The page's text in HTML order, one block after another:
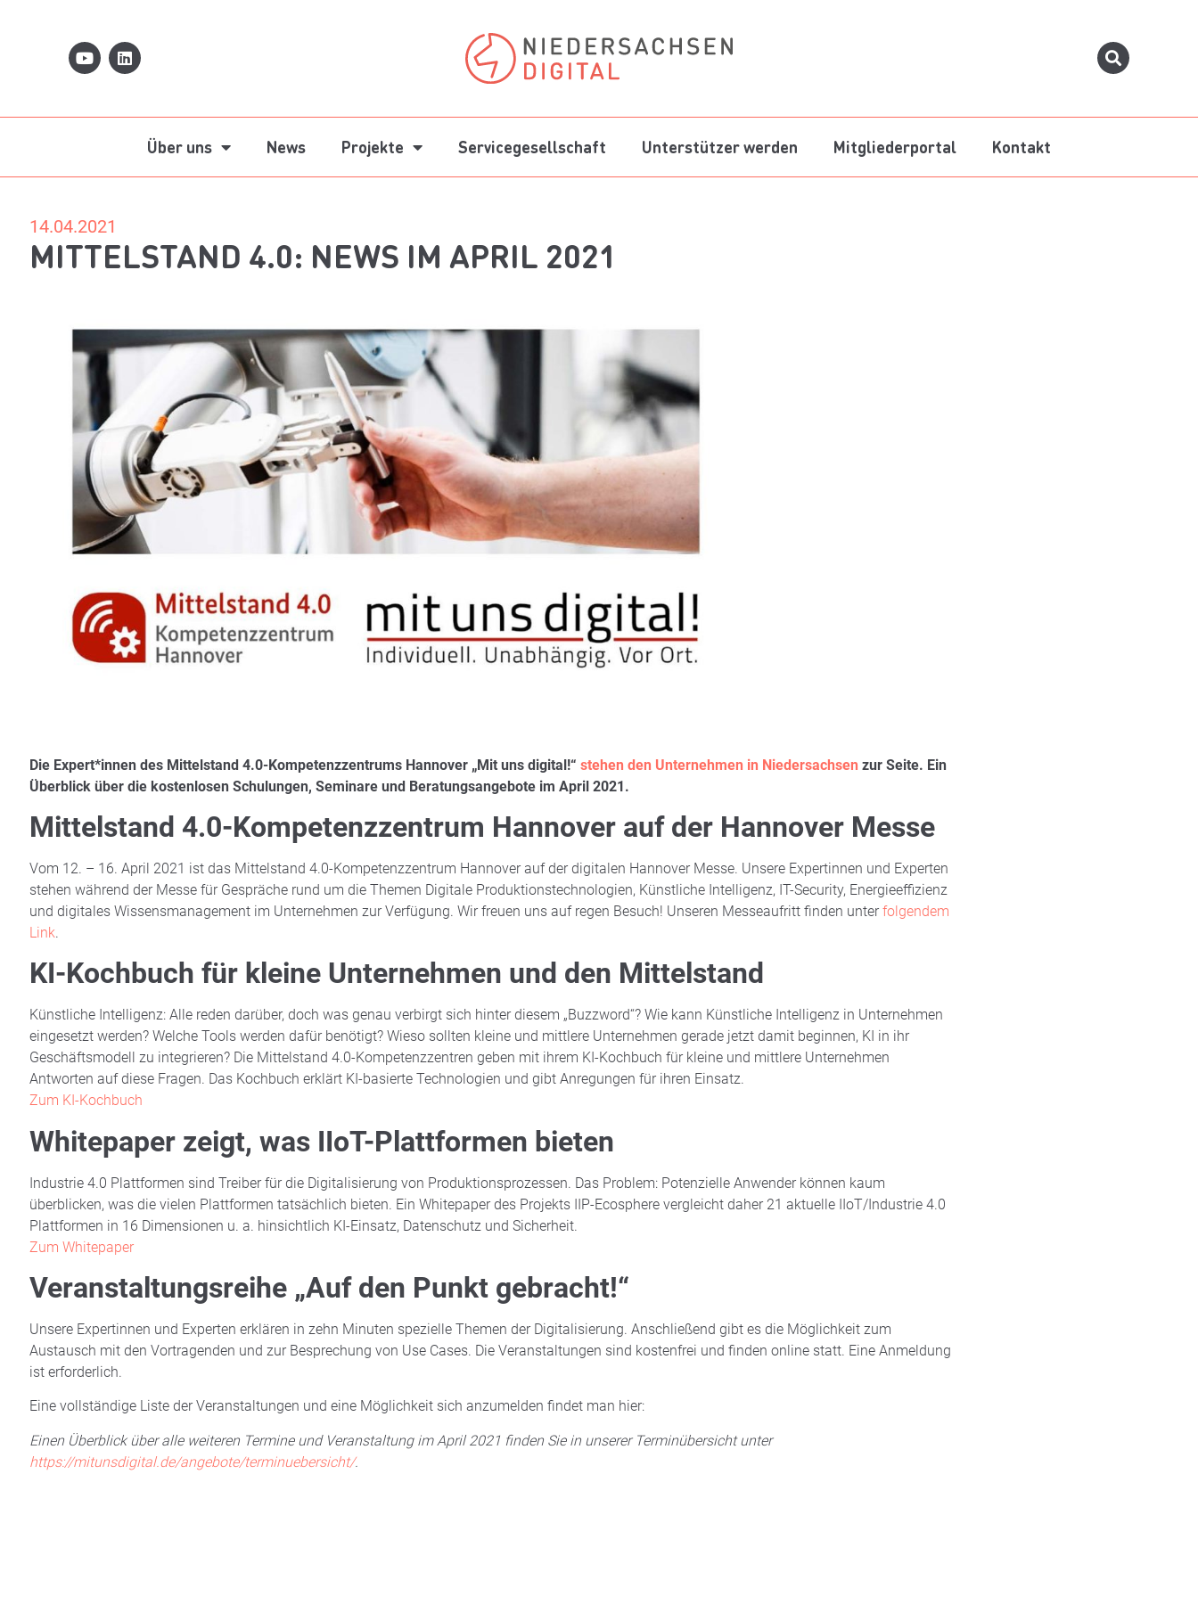
Über uns News Projekte Servicegesellschaft Unterstützer werden Mitgliederportal Kontakt
14.04.2021
MITTELSTAND 4.0: NEWS IM APRIL 2021
Die Expert*innen des Mittelstand 4.0-Kompetenzzentrums Hannover „Mit uns digital!“ stehen den Unternehmen in Niedersachsen zur Seite. Ein
Überblick über die kostenlosen Schulungen, Seminare und Beratungsangebote im April 2021.
Mittelstand 4.0-Kompetenzzentrum Hannover auf der Hannover Messe
Vom 12. – 16. April 2021 ist das Mittelstand 4.0-Kompetenzzentrum Hannover auf der digitalen Hannover Messe. Unsere Expertinnen und Experten
stehen während der Messe für Gespräche rund um die Themen Digitale Produktionstechnologien, Künstliche Intelligenz, IT-Security, Energieeffizienz
und digitales Wissensmanagement im Unternehmen zur Verfügung. Wir freuen uns auf regen Besuch! Unseren Messeaufritt finden unterfolgendem
Link.
KI-Kochbuch für kleine Unternehmen und den Mittelstand
Künstliche Intelligenz: Alle reden darüber, doch was genau verbirgt sich hinter diesem „Buzzword“? Wie kann Künstliche Intelligenz in Unternehmen
eingesetzt werden? Welche Tools werden dafür benötigt? Wieso sollten kleine und mittlere Unternehmen gerade jetzt damit beginnen, KI in ihr
Geschäftsmodell zu integrieren? Die Mittelstand 4.0-Kompetenzzentren geben mit ihrem KI-Kochbuch für kleine und mittlere Unternehmen
Antworten auf diese Fragen. Das Kochbuch erklärt KI-basierte Technologien und gibt Anregungen für ihren Einsatz.
Zum KI-Kochbuch
Whitepaper zeigt, was IIoT-Plattformen bieten
Industrie 4.0 Plattformen sind Treiber für die Digitalisierung von Produktionsprozessen. Das Problem: Potenzielle Anwender können kaum
überblicken, was die vielen Plattformen tatsächlich bieten. Ein Whitepaper des Projekts IIP-Ecosphere vergleicht daher 21 aktuelle IIoT/Industrie 4.0
Plattformen in 16 Dimensionen u. a. hinsichtlich KI-Einsatz, Datenschutz und Sicherheit.
Zum Whitepaper
Veranstaltungsreihe „Auf den Punkt gebracht!“
Unsere Expertinnen und Experten erklären in zehn Minuten spezielle Themen der Digitalisierung. Anschließend gibt es die Möglichkeit zum
Austausch mit den Vortragenden und zur Besprechung von Use Cases. Die Veranstaltungen sind kostenfrei und finden online statt. Eine Anmeldung
ist erforderlich.
Eine vollständige Liste der Veranstaltungen und eine Möglichkeit sich anzumelden findet man hier:
Einen Überblick über alle weiteren Termine und Veranstaltung im April 2021 finden Sie in unserer Terminübersicht unter
https://mitunsdigital.de/angebote/terminuebersicht/.